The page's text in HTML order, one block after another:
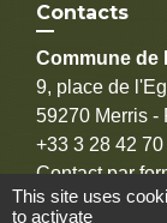
Contacts
Commune de
9, place de
59270 Merris -
+33 3 28 42 70
Contact par
This site uses
to activate